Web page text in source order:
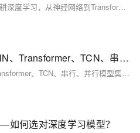
🌟 蒋星熠Jaxonic，AI探索者。深耕深度学习，从神经网络到Transformer，用代码践行智能革命。分享实战经验，助你构建CV、NLP模型，共赴二进制星辰大海。
多步预测系列 | LSTM、CNN、Transformer、TCN、串行、并行模型集合研究（Python代码实现）
多步预测系列 | LSTM、CNN、Transformer、TCN、串行、并行模型集合研究（Python代码实现）
何选对深度学习模型？